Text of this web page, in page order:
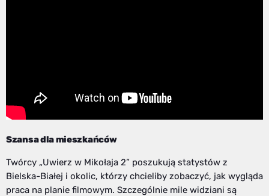
Szansa dla mieszkańców
Twórcy „Uwierz w Mikołaja 2” poszukują statystów z
Bielska-Białej i okolic, którzy chcieliby zobaczyć, jak wygląda
praca na planie filmowym. Szczególnie mile widziani są